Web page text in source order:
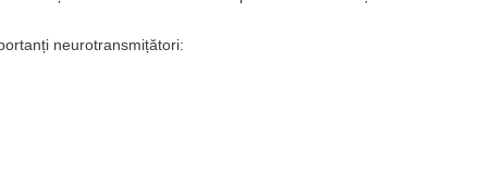
neurotransmițători: